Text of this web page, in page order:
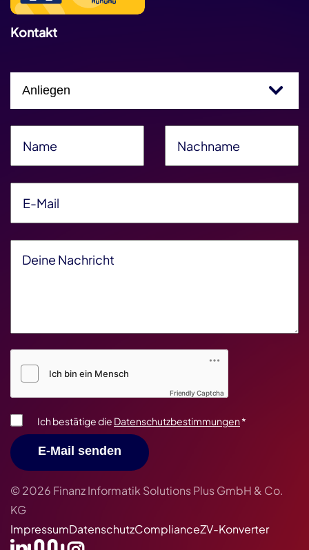
Kontakt
Friendly Captcha
Ich bestätige die Datenschutzbestimmungen*
E-Mail senden
© 2026 Finanz Informatik Solutions Plus GmbH & Co.
KG
ImpressumDatenschutzComplianceZV-Konverter